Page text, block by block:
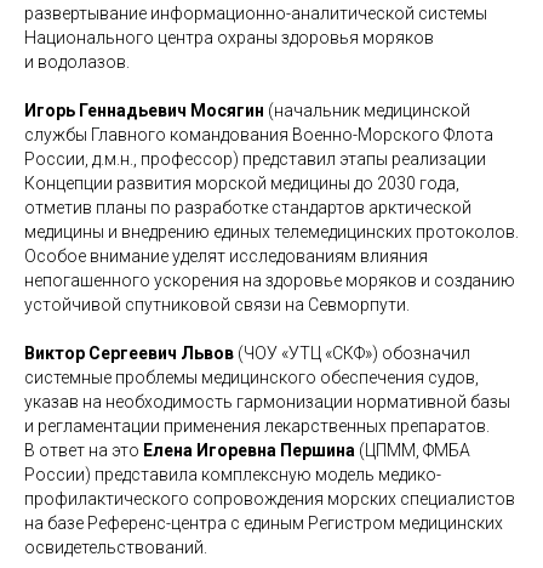
развертывание информационно-аналитической системы
Национального центра охраны здоровья моряков
и водолазов.
Игорь Геннадьевич Мосягин (начальник медицинской
службы Главного командования Военно-Морского Флота
России, д.м.н., профессор) представил этапы реализации
Концепции развития морской медицины до 2030 года,
отметив планы по разработке стандартов арктической
медицины и внедрению единых телемедицинских протоколов.
Особое внимание уделят исследованиям влияния
непогашенного ускорения на здоровье моряков и созданию
устойчивой спутниковой связи на Севморпути.
Виктор Сергеевич Львов (ЧОУ «УТЦ «СКФ») обозначил
системные проблемы медицинского обеспечения судов,
указав на необходимость гармонизации нормативной базы
и регламентации применения лекарственных препаратов.
В ответ на это Елена Игоревна Першина (ЦПММ, ФМБА
России) представила комплексную модель медико-
профилактического сопровождения морских специалистов
на базе Референс-центра с единым Регистром медицинских
освидетельствований.